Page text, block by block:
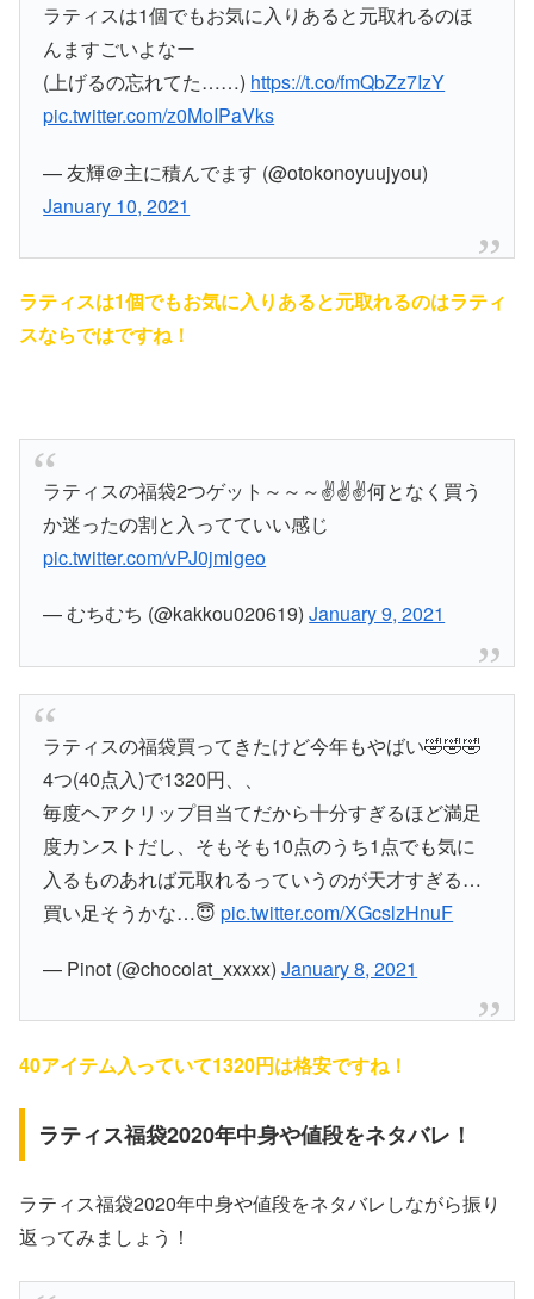
ラティスは1個でもお気に入りあると元取れるのほ
んますごいよなー
(上げるの忘れてた……) https://t.co/fmQbZz7IzY
pic.twitter.com/z0MoIPaVks
— 友輝＠主に積んでます (@otokonoyuujyou)
January 10, 2021
ラティスは1個でもお気に入りあると元取れるのはラティ
スならではですね！
ラティスの福袋2つゲット～～～✌️✌️✌️何となく買う
か迷ったの割と入ってていい感じ
pic.twitter.com/vPJ0jmlgeo
— むちむち (@kakkou020619)January 9, 2021
ラティスの福袋買ってきたけど今年もやばい🤣🤣🤣
4つ(40点入)で1320円、、
毎度ヘアクリップ目当てだから十分すぎるほど満足
度カンストだし、そもそも10点のうち1点でも気に
入るものあれば元取れるっていうのが天才すぎる…
買い足そうかな…😇pic.twitter.com/XGcslzHnuF
— Pinot (@chocolat_xxxxx)January 8, 2021
40アイテム入っていて1320円は格安ですね！
ラティス福袋2020年中身や値段をネタバレ！
ラティス福袋2020年中身や値段をネタバレしながら振り
返ってみましょう！